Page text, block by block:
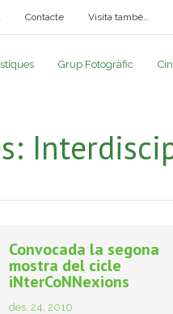
Contacte Visita també…
Grup Fotogràfic
Convocada la segona
mostra del cicle
iNterCoNNexions
des. 24, 2010